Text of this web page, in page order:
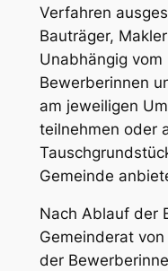
Verfahren
Bauträger,
Unabhängig
Bewerberinnen
am jeweiligen
teilnehmen oder
Gemeinde
Nach Ablauf der
Gemeinderat
der